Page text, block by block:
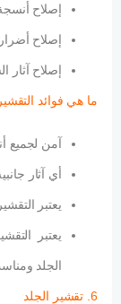
إصلاح
إصلاح
إصلاح آثار
ما هي فوائد
آمن لجميع
أي آثار
يعتبر
يعتبر
الجلد
6. تقشير الجلد